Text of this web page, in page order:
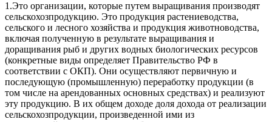
1.Это организации, которые путем выращивания производят
сельскохозпродукцию. Это продукция растениеводства,
сельского и лесного хозяйства и продукция животноводства,
включая полученную в результате выращивания и
доращивания рыб и других водных биологических ресурсов
(конкретные виды определяет Правительство РФ в
соответствии с ОКП). Они осуществляют первичную и
последующую (промышленную) переработку продукции (в
том числе на арендованных основных средствах) и реализуют
эту продукцию. В их общем доходе доля дохода от реализации
сельскохозпродукции, произведенной ими из